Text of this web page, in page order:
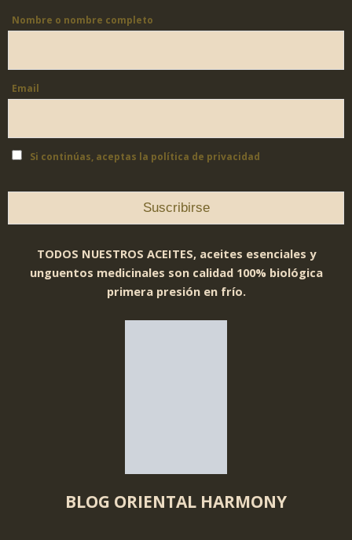
Nombre o nombre completo
Email
Si continúas, aceptas la política de privacidad
TODOS NUESTROS ACEITES, aceites esenciales y
unguentos medicinales son calidad 100% biológica
primera presión en frío.
BLOG ORIENTAL HARMONY